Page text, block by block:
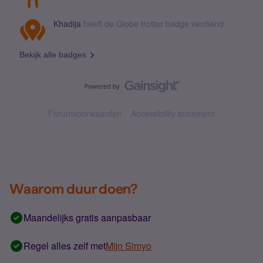
Khadija heeft de Globe trotter badge verdiend
Bekijk alle badges
Forumvoorwaarden Accessibility statement
Waarom duur doen?
Maandelijks gratis aanpasbaar
Regel alles zelf metMijn Simyo